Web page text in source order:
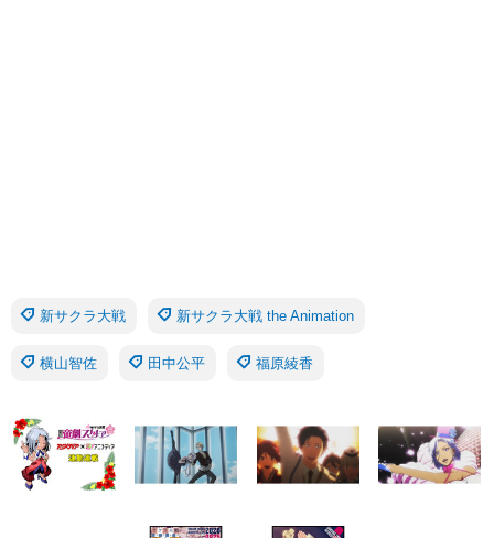
新サクラ大戦 新サクラ大戦 the Animation
横山智佐 田中公平 福原綾香